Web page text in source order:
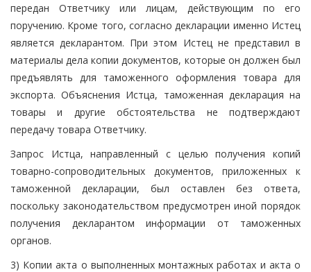
передан Ответчику или лицам, действующим по его
поручению. Кроме того, согласно декларации именно Истец
является декларантом. При этом Истец не представил в
материалы дела копии документов, которые он должен был
предъявлять для таможенного оформления товара для
экспорта. Объяснения Истца, таможенная декларация на
товары и другие обстоятельства не подтверждают
передачу товара Ответчику.
Запрос Истца, направленный с целью получения копий
товарно-сопроводительных документов, приложенных к
таможенной декларации, был оставлен без ответа,
поскольку законодательством предусмотрен иной порядок
получения декларантом информации от таможенных
органов.
3) Копии акта о выполненных монтажных работах и акта о